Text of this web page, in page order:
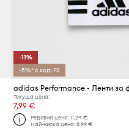
-11%
-5%* с код: FS
Текуща цена:
7,99 €
Редовна цена: 11,24 €
Най-ниска цена: 8,99 €